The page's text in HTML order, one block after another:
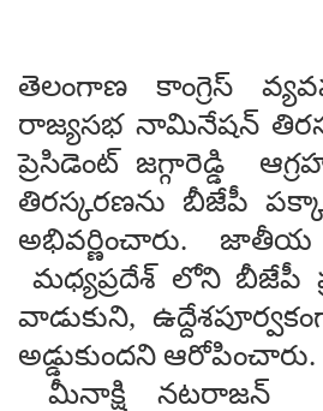
తెలంగాణ కాంగ్రెస్
రాజ్యసభ నామినేషన్
ప్రెసిడెంట్ జగ్గారెడ్డి
తిరస్కరణను బీజేపీ
అభివర్ణించారు.
మధ్యప్రదేశ్ లోని బీజేపీ
వాడుకుని,
అడ్డుకుందని ఆరోపించారు.
మీనాక్షి నటరాజన్